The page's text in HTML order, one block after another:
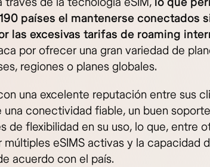
países el mantenerse conectados
las excesivas tarifas de roaming
por ofrecer una gran variedad de
regiones o planes globales.
una excelente reputación entre sus
conectividad fiable, un buen
de flexibilidad en su uso, lo que, entre
eSIMS activas y la capacidad
acuerdo con el país.